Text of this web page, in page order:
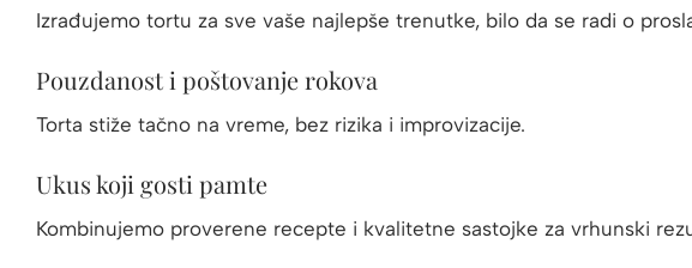
Izrađujemo tortu za sve vaše najlepše trenutke, bilo da se radi o
Pouzdanost i poštovanje rokova
Torta stiže tačno na vreme, bez rizika i improvizacije.
Ukus koji gosti pamte
Kombinujemo proverene recepte i kvalitetne sastojke za vrhunski